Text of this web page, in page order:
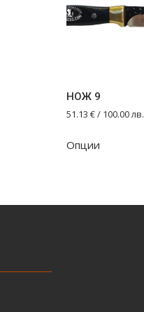
НОЖ 9
51.13€/ 100.00 лв.
Опции